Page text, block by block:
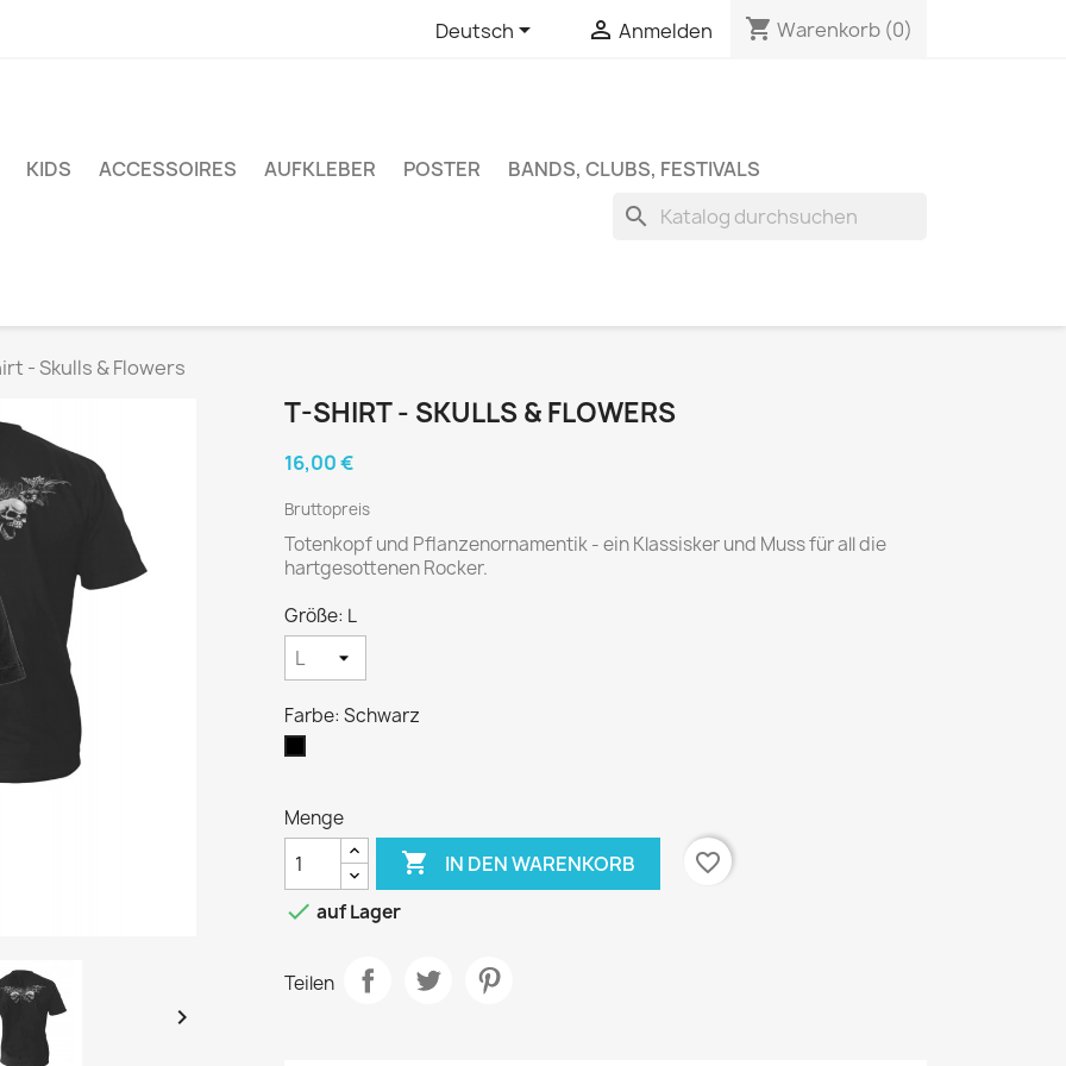
Deutsch  Anmelden shopping_cart Warenkorb (0)
KIDS ACCESSOIRES AUFKLEBER POSTER BANDS, CLUBS, FESTIVALS
search
- Skulls & Flowers

T-SHIRT - SKULLS & FLOWERS
16,00 €
Bruttopreis
Totenkopf und Pflanzenornamentik - ein Klassisker und Muss für all die
hartgesottenen Rocker.
Größe: L
Farbe: Schwarz
Menge
 IN DEN WARENKORB
favorite_border
 auf Lager
Teilen